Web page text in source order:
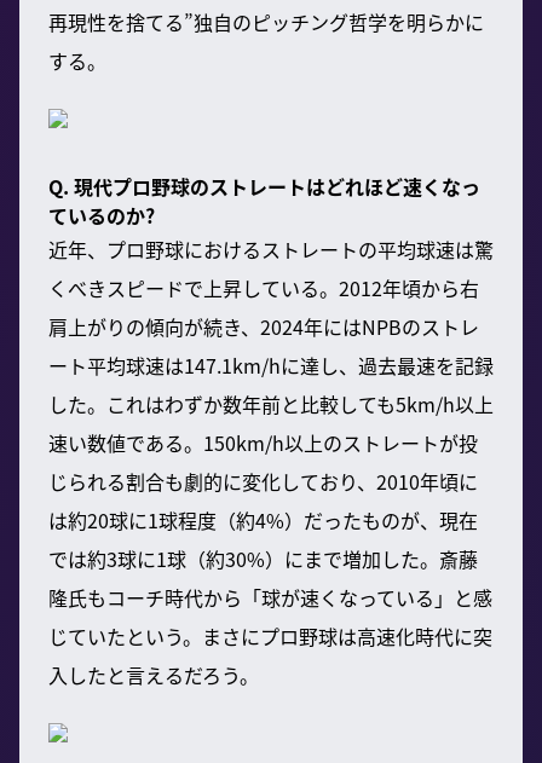
再現性を捨てる”独自のピッチング哲学を明らかに
する。
Q. 現代プロ野球のストレートはどれほど速くなっ
ているのか?
近年、プロ野球におけるストレートの平均球速は驚
くべきスピードで上昇している。2012年頃から右
肩上がりの傾向が続き、2024年にはNPBのストレ
ート平均球速は147.1km/hに達し、過去最速を記録
した。これはわずか数年前と比較しても5km/h以上
速い数値である。150km/h以上のストレートが投
じられる割合も劇的に変化しており、2010年頃に
は約20球に1球程度（約4%）だったものが、現在
では約3球に1球（約30%）にまで増加した。斎藤
隆氏もコーチ時代から「球が速くなっている」と感
じていたという。まさにプロ野球は高速化時代に突
入したと言えるだろう。